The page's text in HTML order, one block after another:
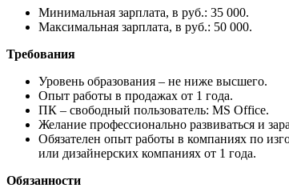
Минимальная зарплата, в руб.: 35 000.
Максимальная зарплата, в руб.: 50 000.
Требования
Уровень образования – не ниже высшего.
Опыт работы в продажах от 1 года.
ПК – свободный пользователь: MS Office.
Желание профессионально развиваться и
Обязателен опыт работы в компаниях по
или дизайнерских компаниях от 1 года.
Обязанности